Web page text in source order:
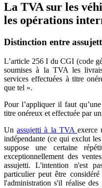
La TVA sur les
les opérations
Distinction entre
L’article 256 I du CGI (code
soumises à la TVA les
services effectuées à titre
que tel ».
Pour l’appliquer il faut
titre onéreux et effectuée par
Unassujetti à la TVAexerce
indépendante (ce qui exclut
suppose une certaine
exceptionnellement des
assujetti. L'intention n'est
particulier peut être
l'administration s'il réalise des